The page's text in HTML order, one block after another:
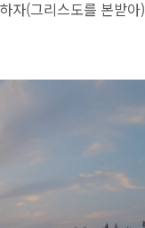
자(그리스도를 본받아)